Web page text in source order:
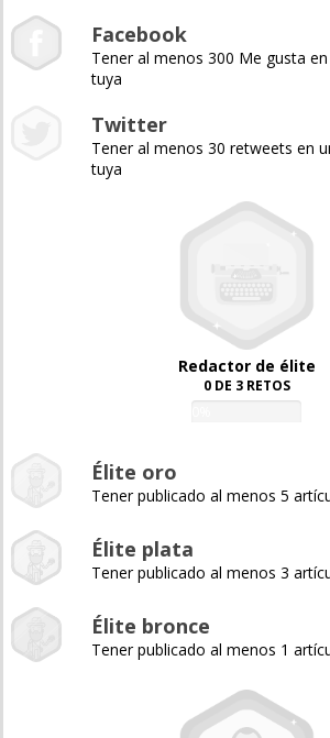
Facebook
Tener al menos 300 Me gusta
tuya
Twitter
Tener al menos 30 retweets en
tuya
Redactor de élite
0 DE 3 RETOS
Élite oro
Tener publicado al menos 5
Élite plata
Tener publicado al menos 3
Élite bronce
Tener publicado al menos 1